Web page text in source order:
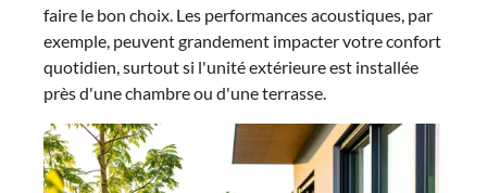
faire le bon choix. Les performances acoustiques, par
exemple, peuvent grandement impacter votre confort
quotidien, surtout si l'unité extérieure est installée
près d'une chambre ou d'une terrasse.